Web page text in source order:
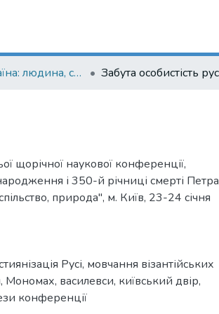
1997. Україна: людина, суспільство, природа : третя щорічна наукова конференція, присвячена 400-й річниці народження і 350-й річниці смерті Петра Могили : тези доповідей
щорічної наукової конференції,
і 350-й річниці смерті Петра
природа", м. Київ, 23-24 січня
Русі, мовчання візантійських
, Мономах, василевси, київський двір,
конференції